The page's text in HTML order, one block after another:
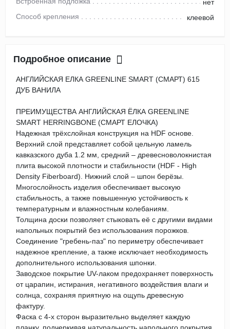
нет
Способ крепления
клеевой
Подробное описание
АНГЛИЙСКАЯ ЕЛКА GREENLINE SMART (СМАРТ) 615
ДУБ ВАНИЛА
ПРЕИМУЩЕСТВА АНГЛИЙСКАЯ ЁЛКА GREENLINE
SMART HERRINGBONE (СМАРТ ЕЛОЧКА)
Надежная трёхслойная конструкция на HDF основе.
Верхний слой представляет собой цельную ламель
кавказского дуба 1.2 мм, средний – древесноволокнистая
плита высокой плотности и стабильности (HDF - High
Density Fiberboard). Нижний слой – шпон берёзы.
Многослойность изделия обеспечивает высокую
стабильность, а также повышенную устойчивость к
температурным и влажностным колебаниям.
Толщина доски позволяет стыковать её с другими видами
напольных покрытий без использования порожков.
Соединение "гребень-паз" по периметру обеспечивает
надежное крепление, а также исключает необходимость
дополнительного использования шпонки.
Заводское покрытие UV-лаком предохраняет поверхность
от царапин, истирания, негативного воздействия влаги и
солнца, сохраняя приятную на ощупь древесную
фактуру.
Фаска с 4-х сторон выразительно выделяет каждую